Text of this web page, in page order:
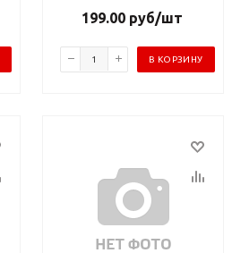
199.00руб/шт
В КОРЗИНУ